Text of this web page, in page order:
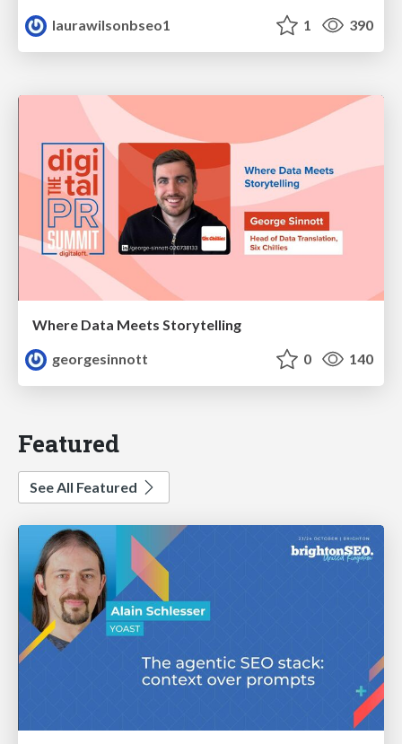
laurawilsonbseo1
1 390
Where Data Meets Storytelling
georgesinnott
0 140
Featured
See All Featured